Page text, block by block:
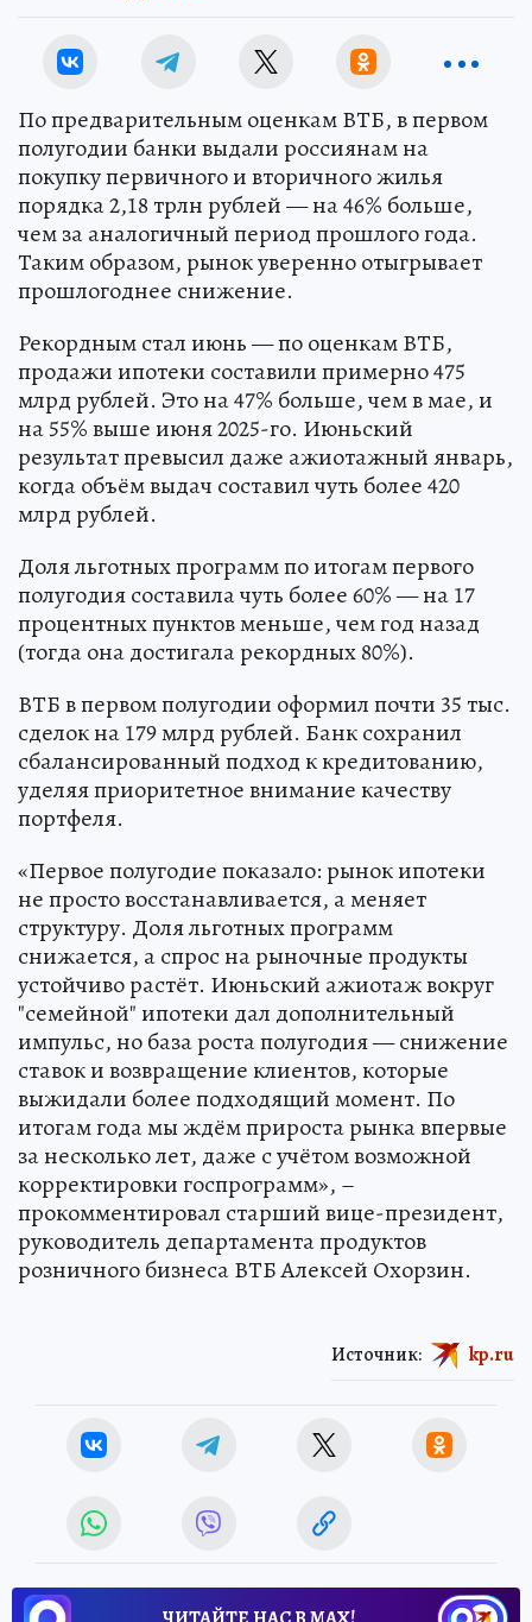
По предварительным оценкам ВТБ, в первом
полугодии банки выдали россиянам на
покупку первичного и вторичного жилья
порядка 2,18 трлн рублей — на 46% больше,
чем за аналогичный период прошлого года.
Таким образом, рынок уверенно отыгрывает
прошлогоднее снижение.
Рекордным стал июнь — по оценкам ВТБ,
продажи ипотеки составили примерно 475
млрд рублей. Это на 47% больше, чем в мае, и
на 55% выше июня 2025-го. Июньский
результат превысил даже ажиотажный январь,
когда объём выдач составил чуть более 420
млрд рублей.
Доля льготных программ по итогам первого
полугодия составила чуть более 60% — на 17
процентных пунктов меньше, чем год назад
(тогда она достигала рекордных 80%).
ВТБ в первом полугодии оформил почти 35 тыс.
сделок на 179 млрд рублей. Банк сохранил
сбалансированный подход к кредитованию,
уделяя приоритетное внимание качеству
портфеля.
«Первое полугодие показало: рынок ипотеки
не просто восстанавливается, а меняет
структуру. Доля льготных программ
снижается, а спрос на рыночные продукты
устойчиво растёт. Июньский ажиотаж вокруг
"семейной" ипотеки дал дополнительный
импульс, но база роста полугодия — снижение
ставок и возвращение клиентов, которые
выжидали более подходящий момент. По
итогам года мы ждём прироста рынка впервые
за несколько лет, даже с учётом возможной
корректировки госпрограмм», –
прокомментировал старший вице-президент,
руководитель департамента продуктов
розничного бизнеса ВТБ Алексей Охорзин.
Источник: kp.ru